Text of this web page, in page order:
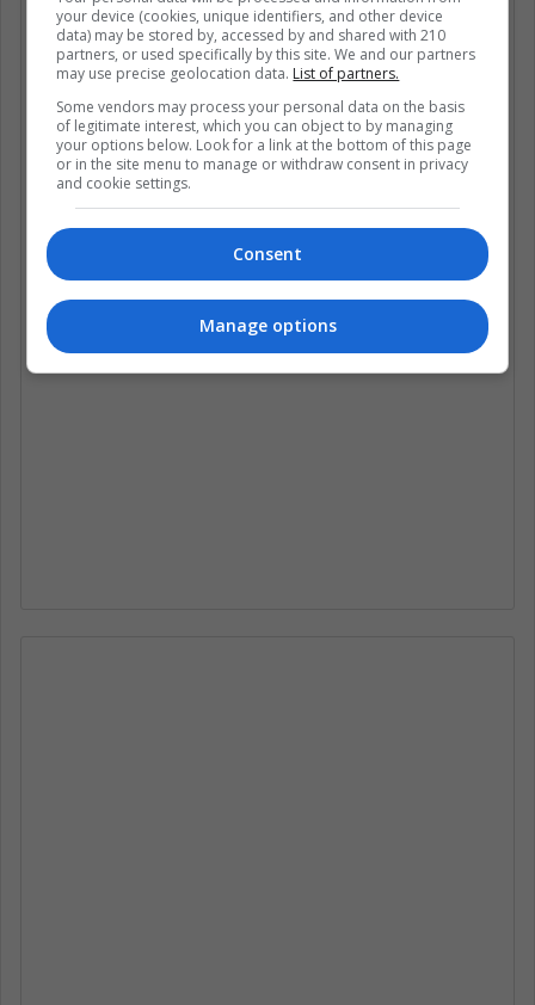
your device (cookies, unique identifiers, and other device
data) may be stored by, accessed by and shared with 210
partners, or used specifically by this site. We and our partners
may use precise geolocation data. List of partners.
Some vendors may process your personal data on the basis
of legitimate interest, which you can object to by managing
your options below. Look for a link at the bottom of this page
or in the site menu to manage or withdraw consent in privacy
and cookie settings.
Consent
Manage options